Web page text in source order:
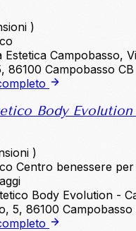
)
Estetica Campobasso,
86100 Campobasso CB
Body Evolution
)
Centro benessere
Body Evolution -
5, 86100 Campobasso